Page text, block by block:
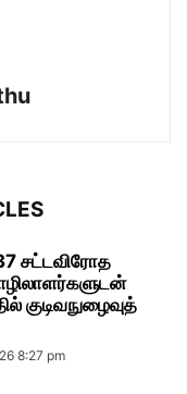
சட்டவிரோத
குடிவநுழைவுத்
8:27 pm